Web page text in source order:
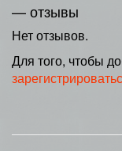
— отзывы
Нет отзывов.
Для того, чтобы